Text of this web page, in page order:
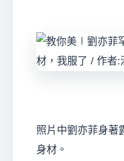
照片中劉亦菲身著
身材。